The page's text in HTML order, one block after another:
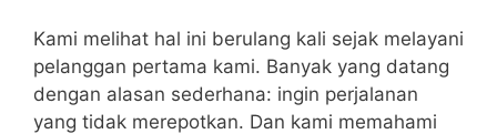
Kami melihat hal ini berulang kali sejak melayani
pelanggan pertama kami. Banyak yang datang
dengan alasan sederhana: ingin perjalanan
yang tidak merepotkan. Dan kami memahami